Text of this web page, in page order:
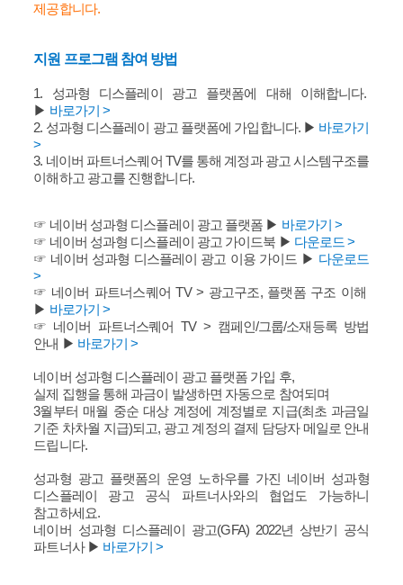
제공합니다.
지원 프로그램 참여 방법
1. 성과형 디스플레이 광고 플랫폼에 대해 이해합니다.
▶ 바로가기 >
2. 성과형 디스플레이 광고 플랫폼에 가입합니다. ▶ 바로가기
>
3. 네이버 파트너스퀘어 TV를 통해 계정과 광고 시스템구조를
이해하고 광고를 진행합니다.
☞ 네이버 성과형 디스플레이 광고 플랫폼 ▶ 바로가기 >
☞ 네이버 성과형 디스플레이 광고 가이드북 ▶ 다운로드 >
☞ 네이버 성과형 디스플레이 광고 이용 가이드 ▶ 다운로드
>
☞ 네이버 파트너스퀘어 TV > 광고구조, 플랫폼 구조 이해
▶ 바로가기 >
☞ 네이버 파트너스퀘어 TV > 캠페인/그룹/소재등록 방법
안내 ▶ 바로가기 >
네이버 성과형 디스플레이 광고 플랫폼 가입 후,
실제 집행을 통해 과금이 발생하면 자동으로 참여되며
3월부터 매월 중순 대상 계정에 계정별로 지급(최초 과금일
기준 차차월 지급)되고, 광고 계정의 결제 담당자 메일로 안내
드립니다.
성과형 광고 플랫폼의 운영 노하우를 가진 네이버 성과형
디스플레이 광고 공식 파트너사와의 협업도 가능하니
참고하세요.
네이버 성과형 디스플레이 광고(GFA) 2022년 상반기 공식
파트너사 ▶ 바로가기 >